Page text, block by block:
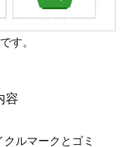
す。
容
ルマークとゴミ